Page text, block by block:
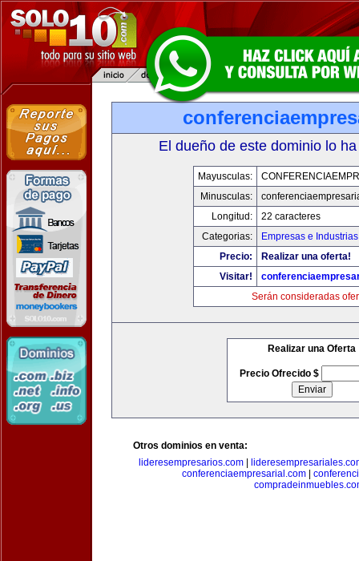
El dueño de este dominio lo
Mayusculas:
Minusculas:
Longitud:
22 caracteres
Categorias:
Empresas e Industrias
Precio:
Realizar una oferta!
Visitar!
Serán consideradas
Realizar una Oferta
Precio Ofrecido $
Otros dominios en venta:
lideresempresarios.com
conferenciaempresarial.com